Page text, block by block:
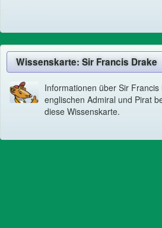
Wissenskarte: Sir Francis Drake
Informationen über Sir Francis
englischen Admiral und Pirat
diese Wissenskarte.